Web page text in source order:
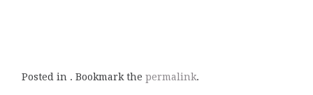
Posted in . Bookmark the permalink.